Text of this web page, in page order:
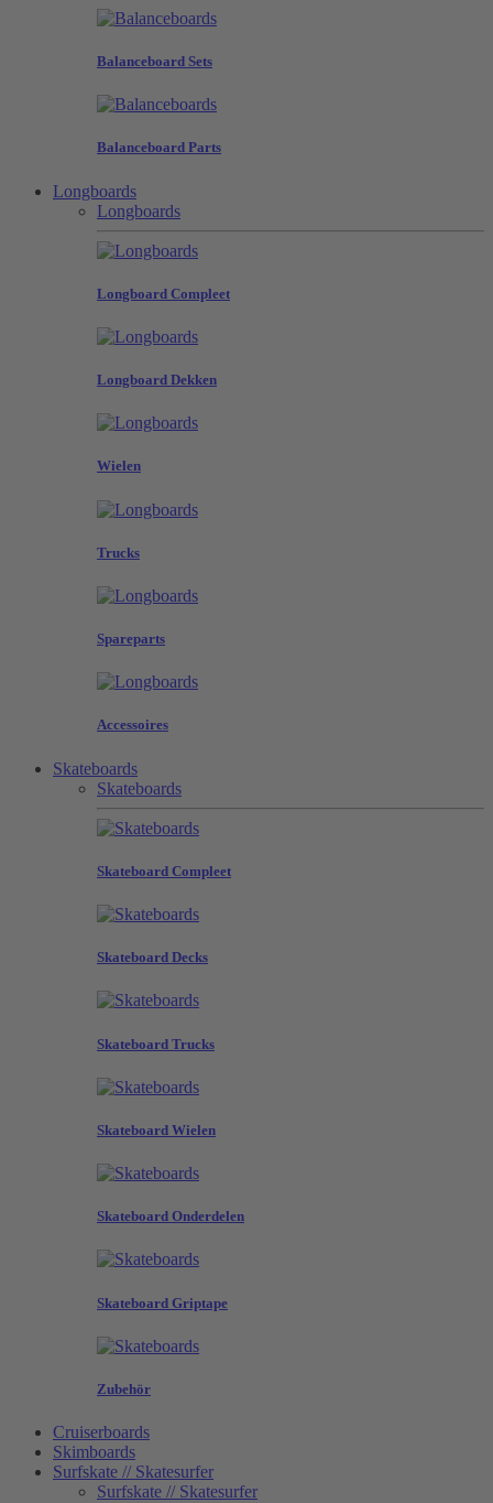
Balanceboard Sets
Balanceboard Parts
Longboards
Longboards
Longboard Compleet
Longboard Dekken
Wielen
Trucks
Spareparts
Accessoires
Skateboards
Skateboards
Skateboard Compleet
Skateboard Decks
Skateboard Trucks
Skateboard Wielen
Skateboard Onderdelen
Skateboard Griptape
Zubehör
Cruiserboards
Skimboards
Surfskate // Skatesurfer
Surfskate // Skatesurfer